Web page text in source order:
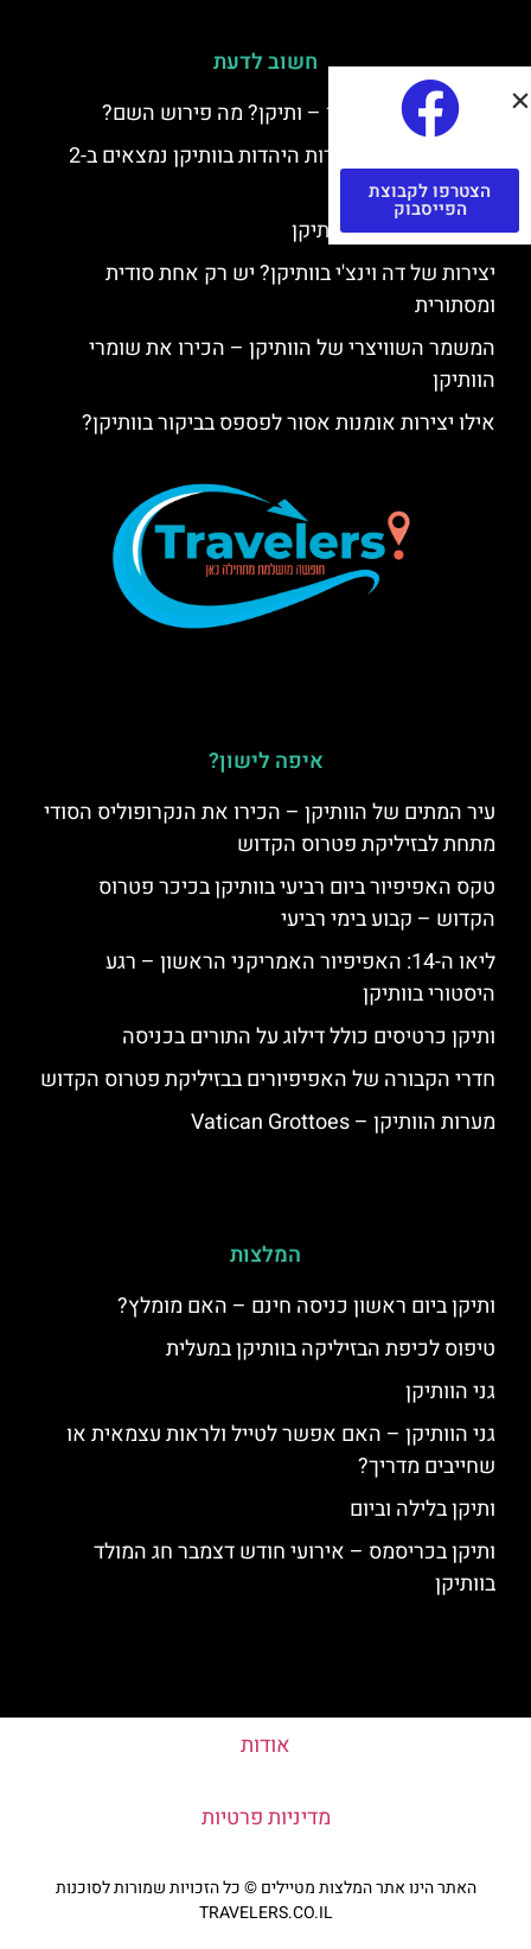
חשוב לדעת
למה קוראים לוותיקן – ותיקן? מה פירוש השם?
כתב יד ותיקן – אוצרות היהדות בוותיקן נמצאים ב-2
כתבי יד עתיקים
יצירות של רפאל בוותיקן
יצירות של דה וינצ'י בוותיקן? יש רק אחת סודית
ומסתורית
המשמר השוויצרי של הוותיקן – הכירו את שומרי
הוותיקן
אילו יצירות אומנות אסור לפספס בביקור בוותיקן?
איפה לישון?
עיר המתים של הוותיקן – הכירו את הנקרופוליס הסודי
מתחת לבזיליקת פטרוס הקדוש
טקס האפיפיור ביום רביעי בוותיקן בכיכר פטרוס
הקדוש – קבוע בימי רביעי
ליאו ה-14: האפיפיור האמריקני הראשון – רגע
היסטורי בוותיקן
ותיקן כרטיסים כולל דילוג על התורים בכניסה
חדרי הקבורה של האפיפיורים בבזיליקת פטרוס הקדוש
מערות הוותיקן – Vatican Grottoes
המלצות
ותיקן ביום ראשון כניסה חינם – האם מומלץ?
טיפוס לכיפת הבזיליקה בוותיקן במעלית
גני הוותיקן
גני הוותיקן – האם אפשר לטייל ולראות עצמאית או
שחייבים מדריך?
ותיקן בלילה וביום
ותיקן בכריסמס – אירועי חודש דצמבר חג המולד
בוותיקן
אודות
מדיניות פרטיות
האתר הינו אתר המלצות מטיילים © כל הזכויות שמורות לסוכנות
TRAVELERS.CO.IL
הצטרפו לקבוצת
הפייסבוק